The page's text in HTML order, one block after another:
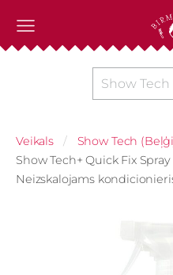
Show
Veikals
Show Tech
Show Tech+ Quick Fix
Neizskalojams